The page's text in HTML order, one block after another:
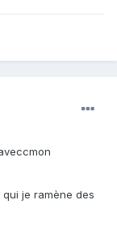
je ramène des